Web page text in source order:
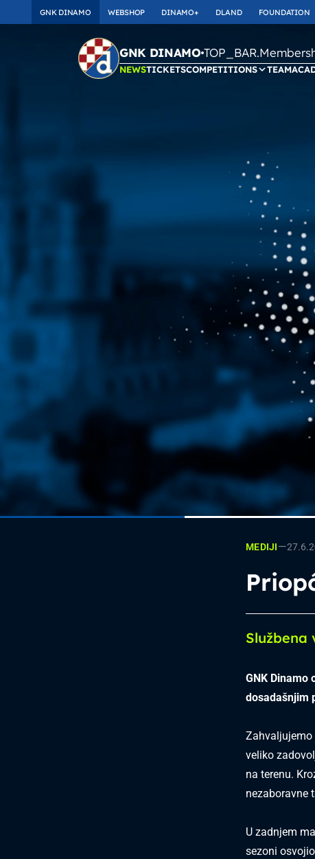
GNK DINAMO WEBSHOP DINAMO+ DLAND FOUNDATION
GNK DINAMO
NEWSTICKETSCOMPETITIONS TEAM
MEDIJI—
Službena
GNK Dinamo
dosadašnjim
Zahvaljujemo
veliko
na terenu.
nezaboravne
U zadnjem
sezoni